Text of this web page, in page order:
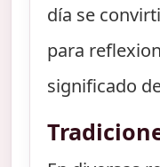
día se
para
significado